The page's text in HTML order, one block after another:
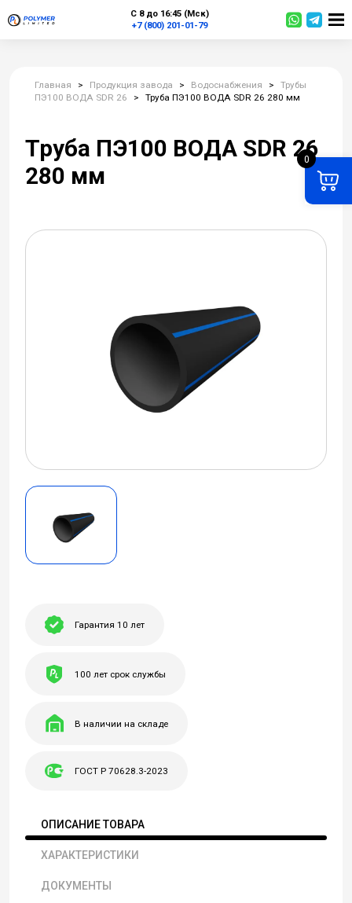
С 8 до 16:45 (Мск)
+7 (800) 201-01-79
0
Главная > Продукция завода > Водоснабжения >
Трубы
ПЭ100 ВОДА SDR 26
> Труба ПЭ100 ВОДА SDR 26 280 мм
Труба ПЭ100 ВОДА SDR 26
280 мм
Гарантия 10 лет
100 лет срок службы
В наличии на складе
ГОСТ Р 70628.3-2023
ОПИСАНИЕ ТОВАРА
ХАРАКТЕРИСТИКИ
ДОКУМЕНТЫ